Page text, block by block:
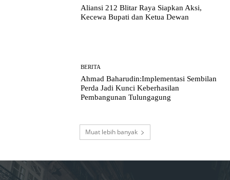
Aliansi 212 Blitar Raya Siapkan Aksi,
Kecewa Bupati dan Ketua Dewan
BERITA
Ahmad Baharudin:Implementasi Sembilan
Perda Jadi Kunci Keberhasilan
Pembangunan Tulungagung
Muat lebih banyak